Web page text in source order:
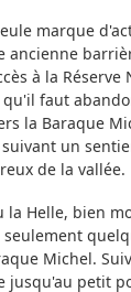
marque
ancienne
à la
qu'il faut
la Baraque
un
de la vallée.
la Helle, bien
Michel.
jusqu'au petit